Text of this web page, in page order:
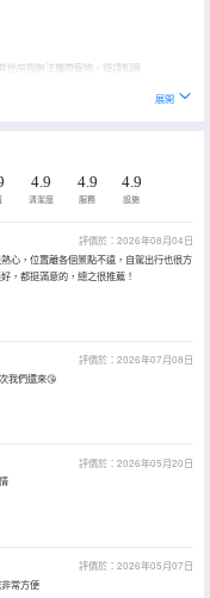
房間無法攜帶寵物，煩請知曉
展開
4.9
清潔度
4.9
服務
4.9
設施
評價於：2026年08月04日
心，位置離各個景點不遠，自駕出行也很方
，都挺滿意的，總之很推薦！
評價於：2026年07月08日
我們還來😘
評價於：2026年05月20日
評價於：2026年05月07日
常方便